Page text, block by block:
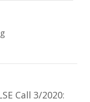
Call 3/2020: